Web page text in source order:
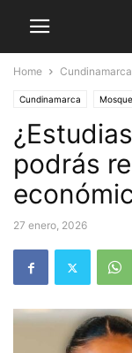
Home Cundinamarca
Cundinamarca
podrás
27 enero, 2026